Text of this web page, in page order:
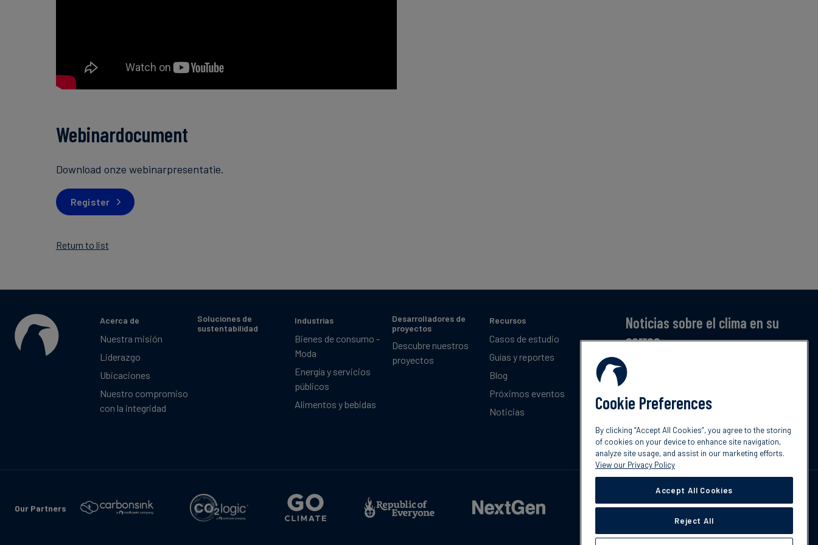
Webinardocument
Download onze webinarpresentatie.
Register
Return to list
Acerca de
Nuestra misión
Liderazgo
Ubicaciones
Nuestro compromiso
con la integridad
Soluciones de
sustentabilidad
Industrias
Bienes de consumo -
Moda
Energía y servicios
públicos
Alimentos y bebidas
Desarrolladores de
proyectos
Descubre nuestros
proyectos
Recursos
Casos de estudio
Guías y reportes
Blog
Próximos eventos
Noticias
Noticias sobre el clima en su
correo
Suscríbase a nuestro resumen mensual gratuito
de las últimas tendencias, políticas e
Suscribir
Our Partners
Cookie Preferences
By clicking “Accept All Cookies”, you agree to the storing
of cookies on your device to enhance site navigation,
analyze site usage, and assist in our marketing efforts.
View our Privacy Policy
Accept All Cookies
Reject All